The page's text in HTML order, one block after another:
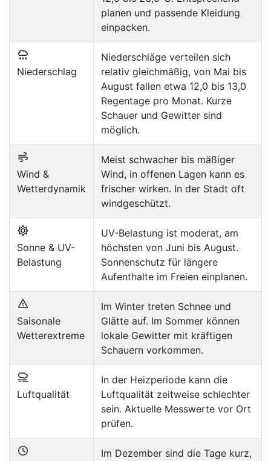
planen und passende Kleidung
einpacken.
Niederschlag
Niederschläge verteilen sich
relativ gleichmäßig, von Mai bis
August fallen etwa 12,0 bis 13,0
Regentage pro Monat. Kurze
Schauer und Gewitter sind
möglich.
Wind &
Wetterdynamik
Meist schwacher bis mäßiger
Wind, in offenen Lagen kann es
frischer wirken. In der Stadt oft
windgeschützt.
Sonne & UV-
Belastung
UV-Belastung ist moderat, am
höchsten von Juni bis August.
Sonnenschutz für längere
Aufenthalte im Freien einplanen.
Saisonale
Wetterextreme
Im Winter treten Schnee und
Glätte auf. Im Sommer können
lokale Gewitter mit kräftigen
Schauern vorkommen.
Luftqualität
In der Heizperiode kann die
Luftqualität zeitweise schlechter
sein. Aktuelle Messwerte vor Ort
prüfen.
Im Dezember sind die Tage kurz,